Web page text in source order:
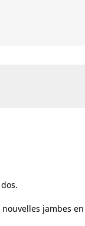
jambes